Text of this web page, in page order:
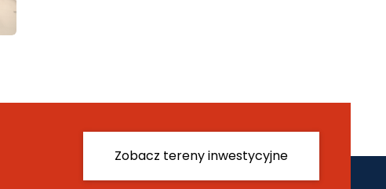
Zobacz tereny inwestycyjne